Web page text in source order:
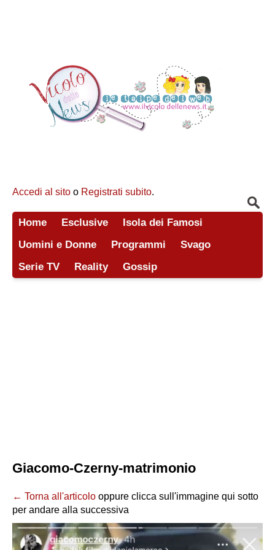
Accedi al sito o Registrati subito.
Home Esclusive
Isola dei Famosi
Uomini e Donne
Programmi
Svago
Serie TV
Reality Gossip
Giacomo-Czerny-matrimonio
← Torna all'articolo oppure clicca sull'immagine qui sotto
per andare alla successiva